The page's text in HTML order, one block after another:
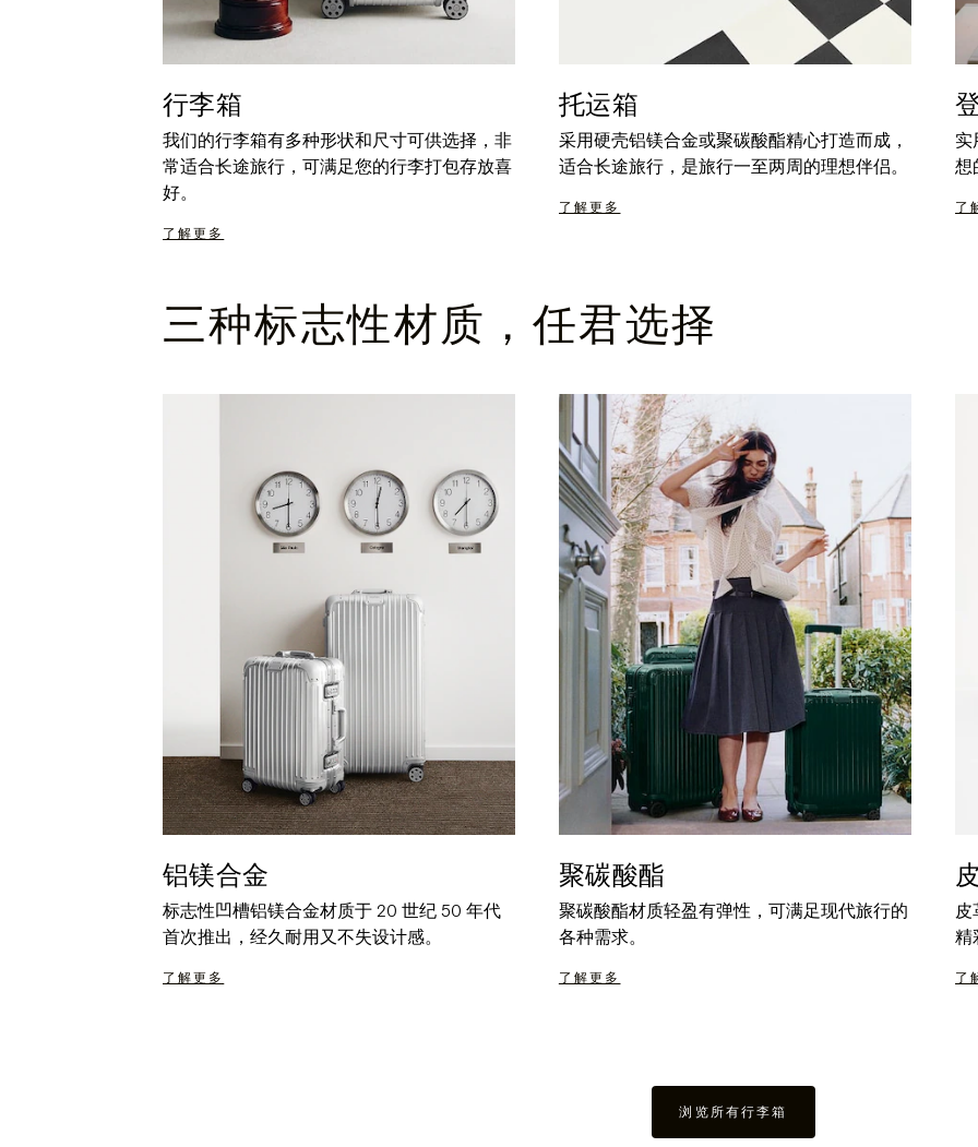
行李箱
我们的行李箱有多种形状和尺寸可供选择，非
常适合长途旅行，可满足您的行李打包存放喜
好。
了解更多
托运箱
采用硬壳铝镁合金或聚碳酸酯精心打造而成，
适合长途旅行，是旅行一至两周的理想伴侣。
了解更多
实
想
了
三种标志性材质，任君选择
铝镁合金
标志性凹槽铝镁合金材质于 20 世纪 50 年代
首次推出，经久耐用又不失设计感。
了解更多
聚碳酸酯
聚碳酸酯材质轻盈有弹性，可满足现代旅行的
各种需求。
了解更多
皮
精
了
浏览所有行李箱